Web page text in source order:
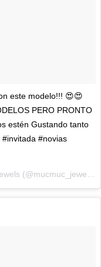
este modelo!!! 😍😍
PERO PRONTO
estén Gustando tanto
#novias
Una publicación compartida de mucmuc_jewels (@mucmuc_jewels) el